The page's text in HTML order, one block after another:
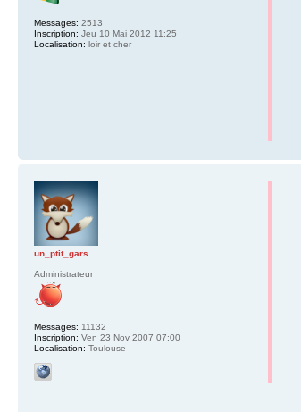
Messages: 2513
Inscription: Jeu 10 Mai 2012 11:25
Localisation: loir et cher
un_ptit_gars
Administrateur
Messages: 11132
Inscription: Ven 23 Nov 2007 07:00
Localisation: Toulouse